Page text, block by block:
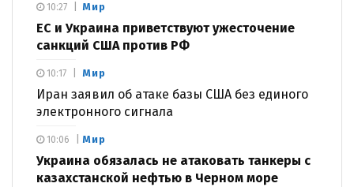
Мир
ЕС и Украина приветствуют ужесточение
санкций США против РФ
10:27
Мир
Иран заявил об атаке базы США без единого
электронного сигнала
10:17
Мир
Украина обязалась не атаковать танкеры с
казахстанской нефтью в Черном море
10:06